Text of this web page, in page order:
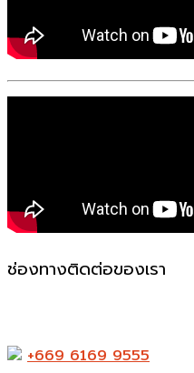
ช่องทางติดต่อของเรา
+669 6169 9555